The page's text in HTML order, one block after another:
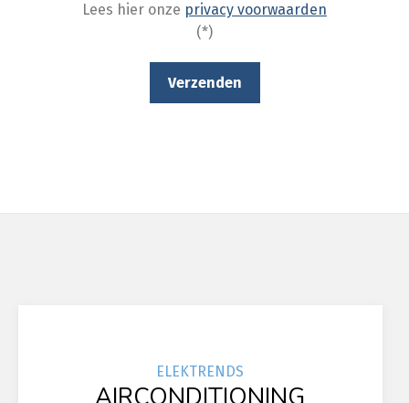
Lees hier onze privacy voorwaarden
(*)
ELEKTRENDS